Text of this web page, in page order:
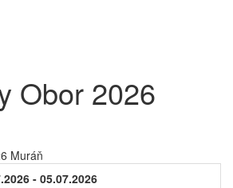
Obor 2026
- 05.07.2026